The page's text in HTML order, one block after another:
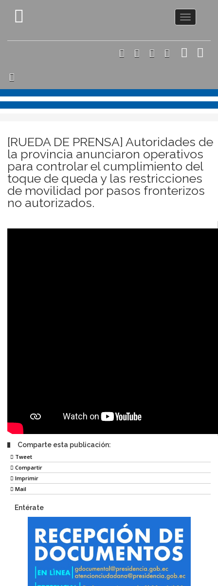
Toggle
navigation
[RUEDA DE PRENSA] Autoridades de
la provincia anunciaron operativos
para controlar el cumplimiento del
toque de queda y las restricciones
de movilidad por pasos fronterizos
no autorizados.
Comparte esta publicación:
Tweet
Compartir
Imprimir
Mail
Entérate